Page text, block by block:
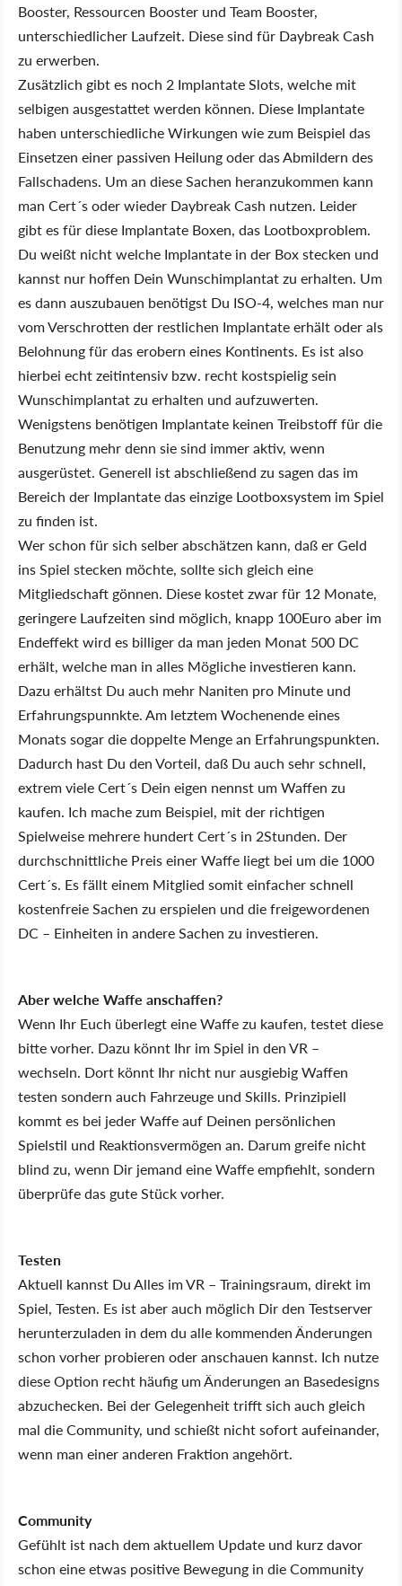
Booster, Ressourcen Booster und Team Booster,
unterschiedlicher Laufzeit. Diese sind für Daybreak Cash
zu erwerben.
Zusätzlich gibt es noch 2 Implantate Slots, welche mit
selbigen ausgestattet werden können. Diese Implantate
haben unterschiedliche Wirkungen wie zum Beispiel das
Einsetzen einer passiven Heilung oder das Abmildern des
Fallschadens. Um an diese Sachen heranzukommen kann
man Cert´s oder wieder Daybreak Cash nutzen. Leider
gibt es für diese Implantate Boxen, das Lootboxproblem.
Du weißt nicht welche Implantate in der Box stecken und
kannst nur hoffen Dein Wunschimplantat zu erhalten. Um
es dann auszubauen benötigst Du ISO-4, welches man nur
vom Verschrotten der restlichen Implantate erhält oder als
Belohnung für das erobern eines Kontinents. Es ist also
hierbei echt zeitintensiv bzw. recht kostspielig sein
Wunschimplantat zu erhalten und aufzuwerten.
Wenigstens benötigen Implantate keinen Treibstoff für die
Benutzung mehr denn sie sind immer aktiv, wenn
ausgerüstet. Generell ist abschließend zu sagen das im
Bereich der Implantate das einzige Lootboxsystem im Spiel
zu finden ist.
Wer schon für sich selber abschätzen kann, daß er Geld
ins Spiel stecken möchte, sollte sich gleich eine
Mitgliedschaft gönnen. Diese kostet zwar für 12 Monate,
geringere Laufzeiten sind möglich, knapp 100Euro aber im
Endeffekt wird es billiger da man jeden Monat 500 DC
erhält, welche man in alles Mögliche investieren kann.
Dazu erhältst Du auch mehr Naniten pro Minute und
Erfahrungspunnkte. Am letztem Wochenende eines
Monats sogar die doppelte Menge an Erfahrungspunkten.
Dadurch hast Du den Vorteil, daß Du auch sehr schnell,
extrem viele Cert´s Dein eigen nennst um Waffen zu
kaufen. Ich mache zum Beispiel, mit der richtigen
Spielweise mehrere hundert Cert´s in 2Stunden. Der
durchschnittliche Preis einer Waffe liegt bei um die 1000
Cert´s. Es fällt einem Mitglied somit einfacher schnell
kostenfreie Sachen zu erspielen und die freigewordenen
DC – Einheiten in andere Sachen zu investieren.
Aber welche Waffe anschaffen?
Wenn Ihr Euch überlegt eine Waffe zu kaufen, testet diese
bitte vorher. Dazu könnt Ihr im Spiel in den VR –
wechseln. Dort könnt Ihr nicht nur ausgiebig Waffen
testen sondern auch Fahrzeuge und Skills. Prinzipiell
kommt es bei jeder Waffe auf Deinen persönlichen
Spielstil und Reaktionsvermögen an. Darum greife nicht
blind zu, wenn Dir jemand eine Waffe empfiehlt, sondern
überprüfe das gute Stück vorher.
Testen
Aktuell kannst Du Alles im VR – Trainingsraum, direkt im
Spiel, Testen. Es ist aber auch möglich Dir den Testserver
herunterzuladen in dem du alle kommenden Änderungen
schon vorher probieren oder anschauen kannst. Ich nutze
diese Option recht häufig um Änderungen an Basedesigns
abzuchecken. Bei der Gelegenheit trifft sich auch gleich
mal die Community, und schießt nicht sofort aufeinander,
wenn man einer anderen Fraktion angehört.
Community
Gefühlt ist nach dem aktuellem Update und kurz davor
schon eine etwas positive Bewegung in die Community